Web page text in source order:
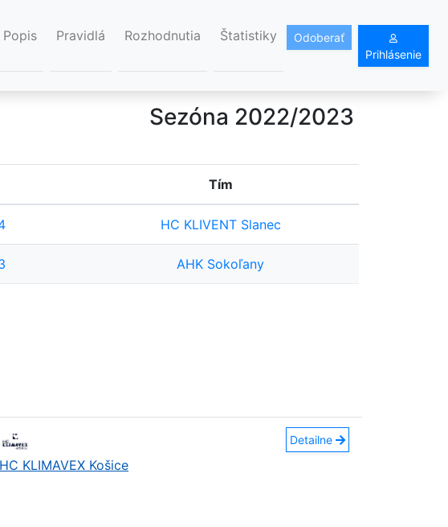
Popis Pravidlá Rozhodnutia Štatistiky
Odoberať
Prihlásenie
Sezóna 2022/2023
Tím
HC KLIVENT Slanec
AHK Sokoľany
HC KLIMAVEX Košice
Detailne